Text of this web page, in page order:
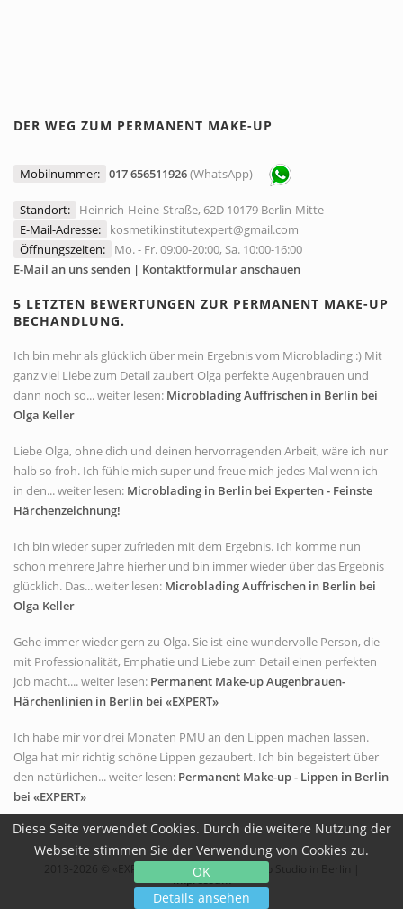
Diese Seite verwendet Cookies. Durch die weitere Nutzung der
Webseite stimmen Sie der Verwendung von Cookies zu.
OK
Details ansehen
DER WEG ZUM PERMANENT MAKE-UP
Mobilnummer: 017 656511926(WhatsApp)
Standort:
Heinrich-Heine-Straße, 62D 10179 Berlin-Mitte
E-Mail-Adresse:
kosmetikinstitutexpert@gmail.com
Öffnungszeiten:
Mo. - Fr. 09:00-20:00, Sa. 10:00-16:00
E-Mail an uns senden | Kontaktformular anschauen
5 LETZTEN BEWERTUNGEN ZUR PERMANENT MAKE-UP
BECHANDLUNG.
Ich bin mehr als glücklich über mein Ergebnis vom Microblading :) Mit
ganz viel Liebe zum Detail zaubert Olga perfekte Augenbrauen und
dann noch so... weiter lesen: Microblading Auffrischen in Berlin bei
Olga Keller
Liebe Olga, ohne dich und deinen hervorragenden Arbeit, wäre ich nur
halb so froh. Ich fühle mich super und freue mich jedes Mal wenn ich
in den... weiter lesen: Microblading in Berlin bei Experten - Feinste
Härchenzeichnung!
Ich bin wieder super zufrieden mit dem Ergebnis. Ich komme nun
schon mehrere Jahre hierher und bin immer wieder über das Ergebnis
glücklich. Das... weiter lesen: Microblading Auffrischen in Berlin bei
Olga Keller
Gehe immer wieder gern zu Olga. Sie ist eine wundervolle Person, die
mit Professionalität, Emphatie und Liebe zum Detail einen perfekten
Job macht.... weiter lesen: Permanent Make-up Augenbrauen-
Härchenlinien in Berlin bei «EXPERT»
Ich habe mir vor drei Monaten PMU an den Lippen machen lassen.
Olga hat mir richtig schöne Lippen gezaubert. Ich bin begeistert über
den natürlichen... weiter lesen: Permanent Make-up - Lippen in Berlin
bei «EXPERT»
2013-2026 © «EXPERT» - Permanent Make-up Studio in Berlin |
Impressum